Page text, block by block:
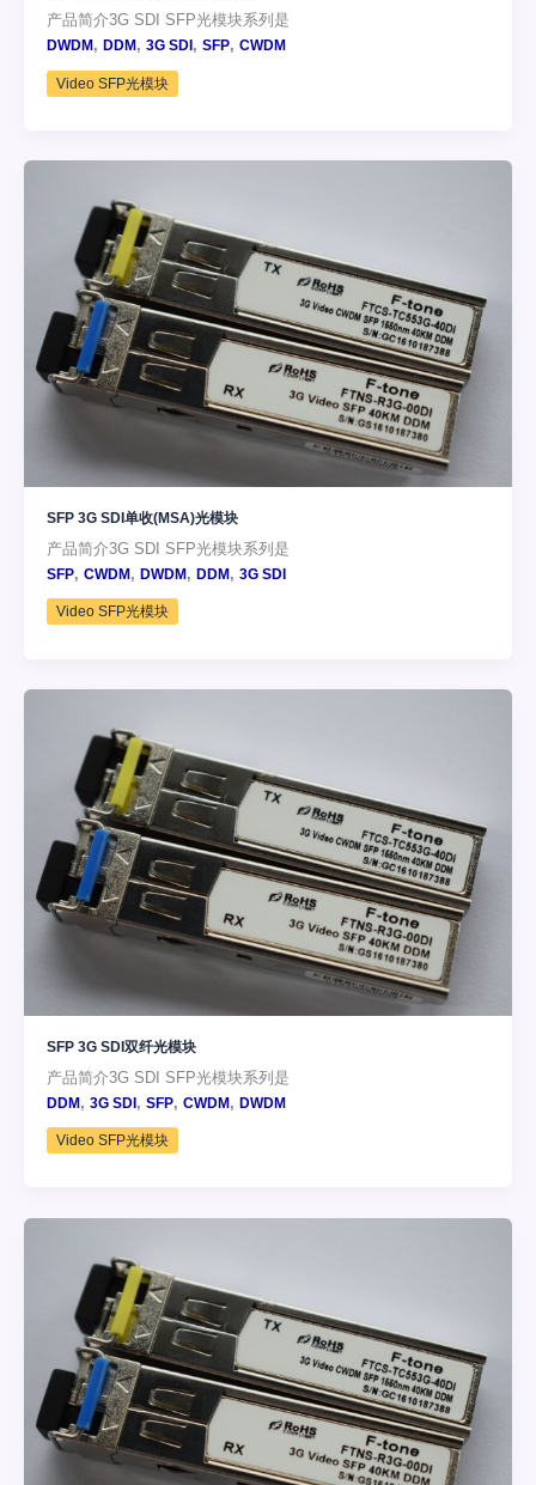
产品简介3G SDI SFP光模块系列是
DWDM, DDM, 3G SDI, SFP, CWDM
Video SFP光模块
SFP 3G SDI单收(MSA)光模块
产品简介3G SDI SFP光模块系列是
SFP, CWDM, DWDM, DDM, 3G SDI
Video SFP光模块
SFP 3G SDI双纤光模块
产品简介3G SDI SFP光模块系列是
DDM, 3G SDI, SFP, CWDM, DWDM
Video SFP光模块